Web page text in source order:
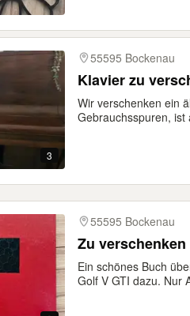
3
55595 Bockenau
Klavier zu
Wir verschenken ein
Gebrauchsspuren, ist
55595 Bockenau
Zu
Ein schönes Buch
Golf V GTI dazu. Nur